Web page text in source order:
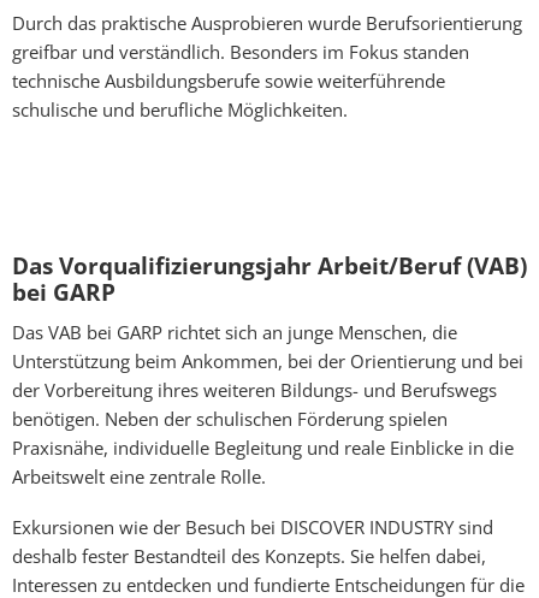
Durch das praktische Ausprobieren wurde Berufsorientierung
greifbar und verständlich. Besonders im Fokus standen
technische Ausbildungsberufe sowie weiterführende
schulische und berufliche Möglichkeiten.
Das Vorqualifizierungsjahr Arbeit/Beruf (VAB)
bei GARP
Das VAB bei GARP richtet sich an junge Menschen, die
Unterstützung beim Ankommen, bei der Orientierung und bei
der Vorbereitung ihres weiteren Bildungs- und Berufswegs
benötigen. Neben der schulischen Förderung spielen
Praxisnähe, individuelle Begleitung und reale Einblicke in die
Arbeitswelt eine zentrale Rolle.
Exkursionen wie der Besuch bei DISCOVER INDUSTRY sind
deshalb fester Bestandteil des Konzepts. Sie helfen dabei,
Interessen zu entdecken und fundierte Entscheidungen für die